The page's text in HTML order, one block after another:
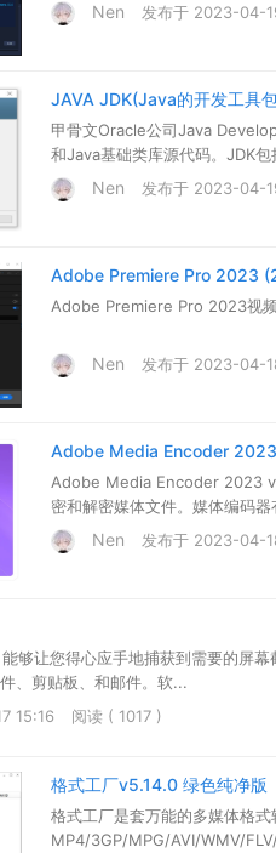
Nen 发布于 2023-04-
JAVA JDK(Java的开发工具
甲骨文Oracle公司Java
和Java基础类库源代码。JDK包
Nen 发布于 2023-04-
Adobe Premiere Pro 2023
Adobe Premiere Pro 2023视频
Nen 发布于 2023-04-
Adobe Media Encoder
Adobe Media Encoder 2023
密和解密媒体文件。媒体编码
Nen 发布于 2023-04-
够让您得心应手地捕获到需要的屏
、剪贴板、和邮件。软...
15:16 阅读 ( 1017 )
格式工厂v5.14.0 绿色纯净版
格式工厂是套万能的多媒体格
MP4/3GP/MPG/AVI/WMV/